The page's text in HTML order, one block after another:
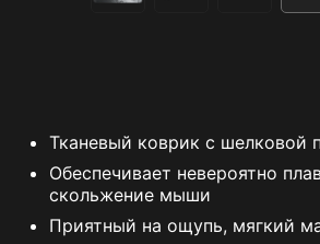
Тканевый коврик с шелковой
Обеспечивает невероятно
скольжение мыши
Приятный на ощупь, мягкий